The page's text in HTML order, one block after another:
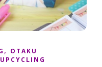
, OTAKU
UPCYCLING